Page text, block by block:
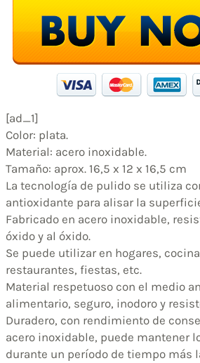
[ad_1]
Color: plata.
Material: acero inoxidable.
Tamaño: aprox. 16,5 x 12 x 16,5 cm
La tecnología de pulido se utiliza
antioxidante para alisar la
Fabricado en acero inoxidable,
óxido y al óxido.
Se puede utilizar en hogares,
restaurantes, fiestas, etc.
Material respetuoso con el medio
alimentario, seguro, inodoro y
Duradero, con rendimiento de
acero inoxidable, puede mantener
durante un período de tiempo más